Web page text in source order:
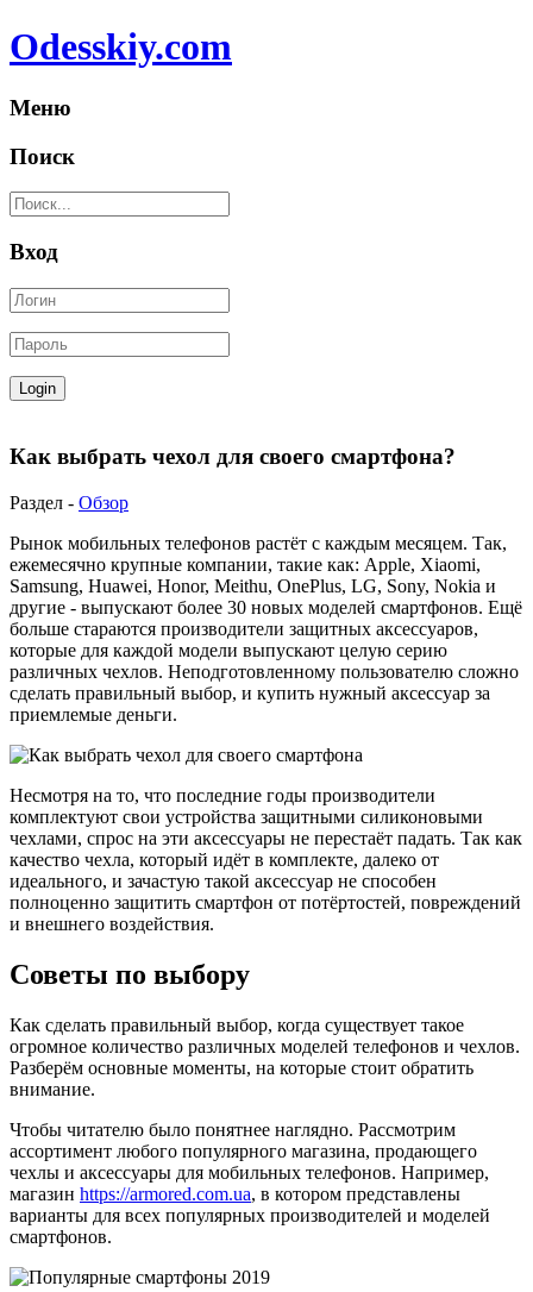
Odesskiy.com
Меню
Поиск
Вход
Как выбрать чехол для своего смартфона?
Раздел - Обзор
Рынок мобильных телефонов растёт с каждым месяцем. Так,
ежемесячно крупные компании, такие как: Apple, Xiaomi,
Samsung, Huawei, Honor, Meithu, OnePlus, LG, Sony, Nokia и
другие - выпускают более 30 новых моделей смартфонов. Ещё
больше стараются производители защитных аксессуаров,
которые для каждой модели выпускают целую серию
различных чехлов. Неподготовленному пользователю сложно
сделать правильный выбор, и купить нужный аксессуар за
приемлемые деньги.
Несмотря на то, что последние годы производители
комплектуют свои устройства защитными силиконовыми
чехлами, спрос на эти аксессуары не перестаёт падать. Так как
качество чехла, который идёт в комплекте, далеко от
идеального, и зачастую такой аксессуар не способен
полноценно защитить смартфон от потёртостей, повреждений
и внешнего воздействия.
Советы по выбору
Как сделать правильный выбор, когда существует такое
огромное количество различных моделей телефонов и чехлов.
Разберём основные моменты, на которые стоит обратить
внимание.
Чтобы читателю было понятнее наглядно. Рассмотрим
ассортимент любого популярного магазина, продающего
чехлы и аксессуары для мобильных телефонов. Например,
магазин https://armored.com.ua, в котором представлены
варианты для всех популярных производителей и моделей
смартфонов.